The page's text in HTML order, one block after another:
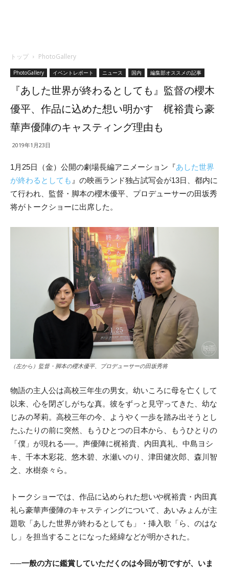
トップ PhotoGallery
PhotoGallery イベントレポート ニュース 国内 編集部オススメの記事
『あした世界が終わるとしても』監督の櫻木
優平、作品に込めた想い明かす 梶裕貴ら豪
華声優陣のキャスティング理由も
2019年1月23日
1月25日（金）公開の劇場長編アニメーション『あした世界
が終わるとしても 』の映画ランド独占試写会が13日、都内に
て行われ、監督・脚本の櫻木優平、プロデューサーの田坂秀
将がトークショーに出席した。
（左から）監督・脚本の櫻木優平、プロデューサーの田坂秀将
物語の主人公は高校三年生の男女。幼いころに母を亡くして
以来、心を閉ざしがちな真。彼をずっと見守ってきた、幼な
じみの琴莉。高校三年の今、ようやく一歩を踏み出そうとし
たふたりの前に突然、もうひとつの日本から、もうひとりの
「僕」が現れる──。声優陣に梶裕貴、内田真礼、中島ヨシ
キ、千本木彩花、悠木碧、水瀬いのり、津田健次郎、森川智
之、水樹奈々ら。
トークショーでは、作品に込められた想いや梶裕貴・内田真
礼ら豪華声優陣のキャスティングについて、あいみょんが主
題歌「あした世界が終わるとしても」・挿入歌「ら、のはな
し」を担当することになった経緯などが明かされた。
──一般の方に鑑賞していただくのは今回が初ですが、いま